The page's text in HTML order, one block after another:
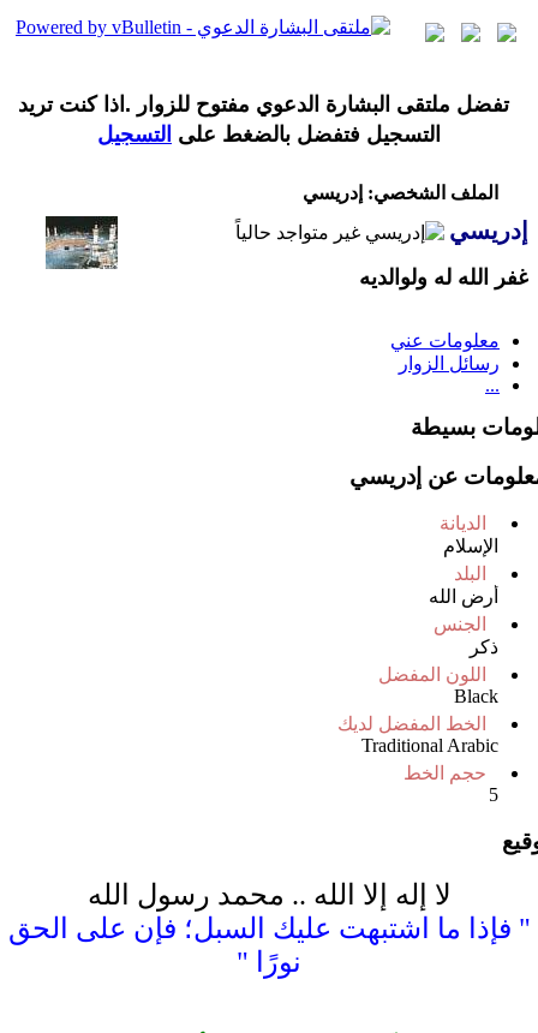
تفضل ملتقى البشارة الدعوي مفتوح للزوار .اذا كنت تريد
التسجيل فتفضل بالضغط على التسجيل
الملف الشخصي: إدريسي
إدريسي
غفر الله له ولوالديه
معلومات عني
رسائل الزوار
...
بسيطة
عن إدريسي
الديانة
الإسلام
البلد
أرض الله
الجنس
ذكر
اللون المفضل
Black
الخط المفضل لديك
Traditional Arabic
حجم الخط
5
لا إله إلا الله .. محمد رسول الله
" فإذا ما اشتبهت عليك السبل؛ فإن على الحق
نورًا "